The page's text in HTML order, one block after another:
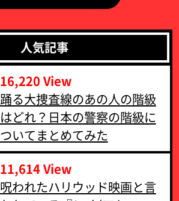
人気記事
16,220 View
‪踊る大捜査線のあの人の階級
はどれ？日本の警察の階級に
ついてまとめてみた‬
11,614 View
呪われたハリウッド映画と言